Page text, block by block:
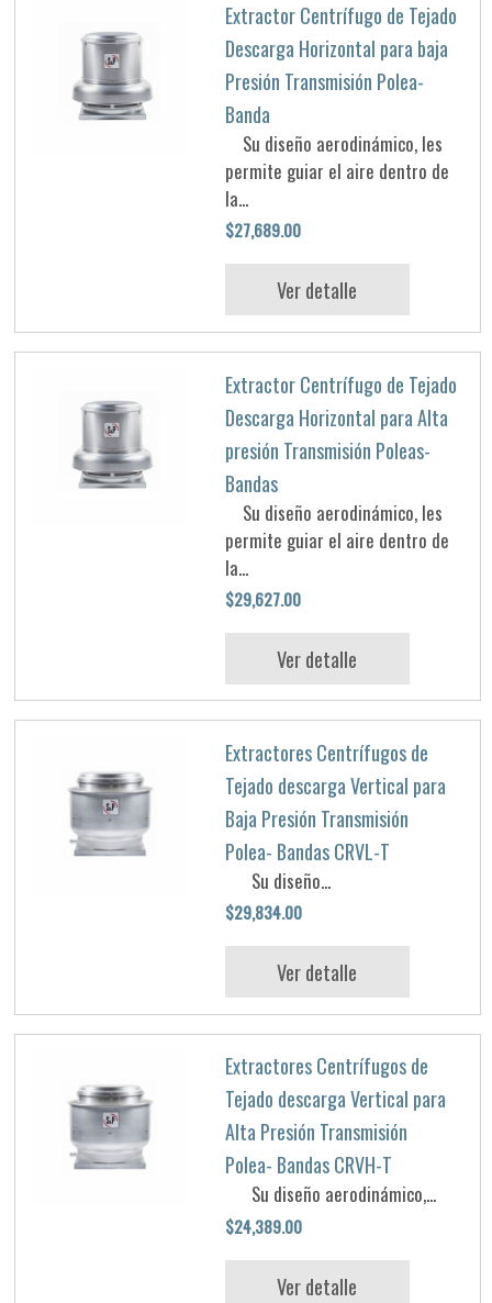
Extractor Centrífugo de Tejado
Descarga Horizontal para baja
Presión Transmisión Polea-
Banda
Su diseño aerodinámico, les
permite guiar el aire dentro de
la...
$27,689.00
Ver detalle
Extractor Centrífugo de Tejado
Descarga Horizontal para Alta
presión Transmisión Poleas-
Bandas
Su diseño aerodinámico, les
permite guiar el aire dentro de
la...
$29,627.00
Ver detalle
Extractores Centrífugos de
Tejado descarga Vertical para
Baja Presión Transmisión
Polea- Bandas CRVL-T
Su diseño...
$29,834.00
Ver detalle
Extractores Centrífugos de
Tejado descarga Vertical para
Alta Presión Transmisión
Polea- Bandas CRVH-T
Su diseño aerodinámico,...
$24,389.00
Ver detalle